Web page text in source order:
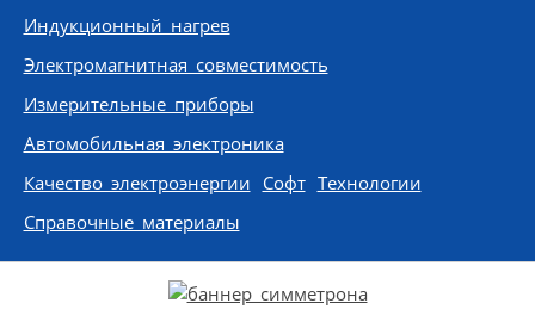
Индукционный нагрев
Электромагнитная совместимость
Измерительные приборы
Автомобильная электроника
Качество электроэнергии Софт Технологии
Справочные материалы